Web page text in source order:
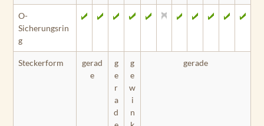
ST
RI
K
E
R
O-
Sicherungsrin
g
Steckerform
gerad
e
g
e
r
a
d
g
e
w
i
n
gerade